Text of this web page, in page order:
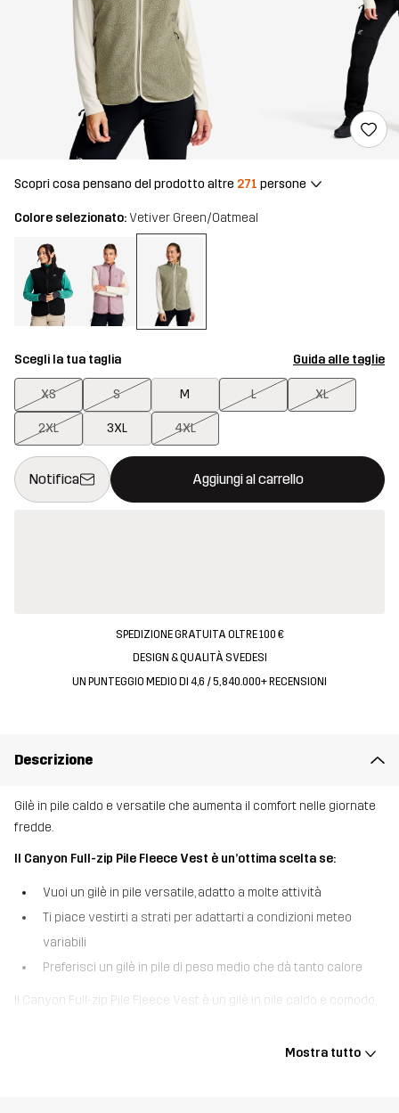
Scopri cosa pensano del prodotto altre 271 persone
Colore selezionato: Vetiver Green/Oatmeal
Scegli la tua taglia Guida alle taglie
XS S M L XL
2XL 3XL 4XL
Notifica Aggiungi al carrello
Questo tasto aprirà una finestra modale per confermare un
{{size}} non disponibile
SPEDIZIONE GRATUITA OLTRE 100 €
DESIGN & QUALITÀ SVEDESI
UN PUNTEGGIO MEDIO DI 4,6 / 5, 840.000+ RECENSIONI
Descrizione
Gilè in pile caldo e versatile che aumenta il comfort nelle giornate
fredde.
Il Canyon Full-zip Pile Fleece Vest è un’ottima scelta se:
Vuoi un gilè in pile versatile, adatto a molte attività
Ti piace vestirti a strati per adattarti a condizioni meteo
variabili
Preferisci un gilè in pile di peso medio che dà tanto calore
Il Canyon Full-zip Pile Fleece Vest è un gilè in pile caldo e comodo,
Mostra tutto